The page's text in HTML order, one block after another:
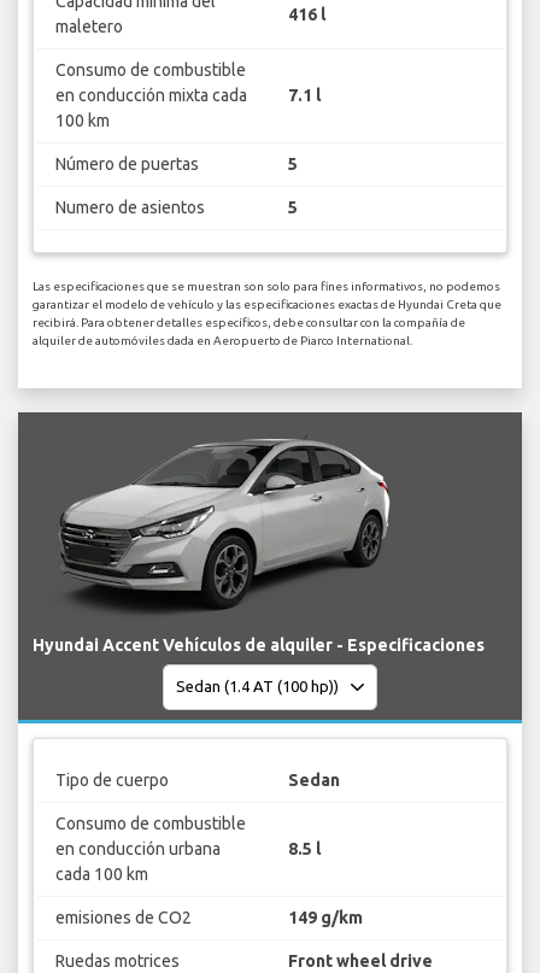
maletero
416 l
Consumo de combustible
en conducción mixta cada
100 km
7.1 l
Número de puertas 5
Numero de asientos 5
Las especificaciones que se muestran son solo para fines informativos, no podemos
garantizar el modelo de vehículo y las especificaciones exactas de Hyundai Creta que
recibirá. Para obtener detalles específicos, debe consultar con la compañía de
alquiler de automóviles dada en Aeropuerto de Piarco International.
Hyundai Accent Vehículos de alquiler - Especificaciones
Tipo de cuerpo Sedan
Consumo de combustible
en conducción urbana
cada 100 km
8.5 l
emisiones de CO2 149 g/km
Ruedas motrices Front wheel drive